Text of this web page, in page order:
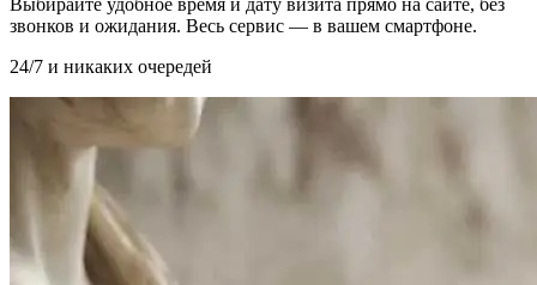
Выбирайте удобное время и дату визита прямо на сайте, без
звонков и ожидания. Весь сервис — в вашем смартфоне.
24/7 и никаких очередей